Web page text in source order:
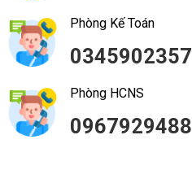
Phòng Kế Toán
0345902357
Phòng HCNS
0967929488